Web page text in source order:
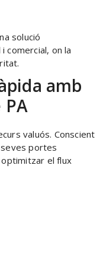
solució
comercial, on la
amb
valuós. Conscient
seves portes
el flux